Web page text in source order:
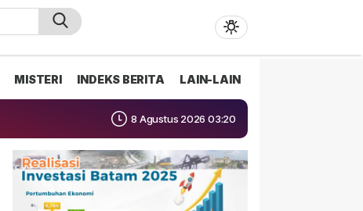
MISTERI INDEKS BERITA LAIN-LAIN
8 Agustus 2026 03:20